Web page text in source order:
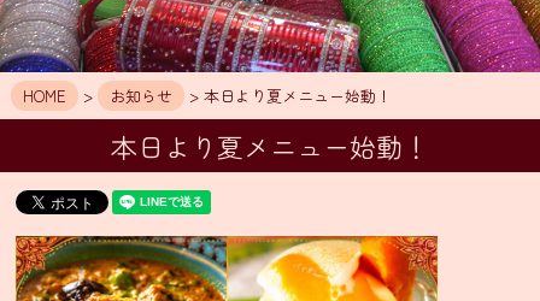
お
知
ら
メ
ニ
ュ
ー・
通
販
HOME > お知らせ > 本日より夏メニュー始動！
本日より夏メニュー始動！